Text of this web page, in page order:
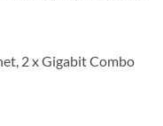
2 x Gigabit Combo